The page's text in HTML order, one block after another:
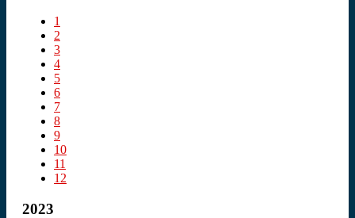
1
2
3
4
5
6
7
8
9
10
11
12
2023